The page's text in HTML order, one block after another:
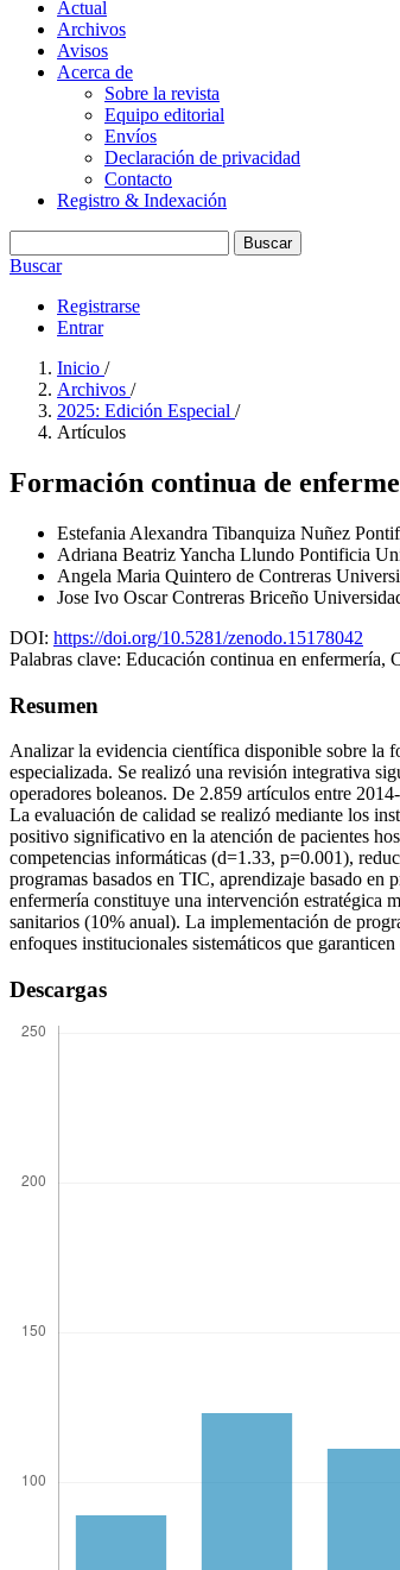
Actual
Archivos
Avisos
Acerca de
Sobre la revista
Equipo editorial
Envíos
Declaración de privacidad
Contacto
Registro & Indexación
Buscar
Buscar
Registrarse
Entrar
Inicio /
Archivos /
2025: Edición Especial /
Artículos
Formación continua de
Estefania Alexandra Tibanquiza Nuñez
Adriana Beatriz Yancha Llundo Pontificia
Angela Maria Quintero de Contreras
Jose Ivo Oscar Contreras Briceño
DOI: https://doi.org/10.5281/zenodo.15178042
Palabras clave: Educación continua en enfermería,
Resumen
Analizar la evidencia científica disponible sobre la
especializada. Se realizó una revisión integrativa
operadores boleanos. De 2.859 artículos entre
La evaluación de calidad se realizó mediante los
positivo significativo en la atención de pacientes
competencias informáticas (d=1.33, p=0.001),
programas basados en TIC, aprendizaje basado
enfermería constituye una intervención estratégica
sanitarios (10% anual). La implementación de
enfoques institucionales sistemáticos que
Descargas